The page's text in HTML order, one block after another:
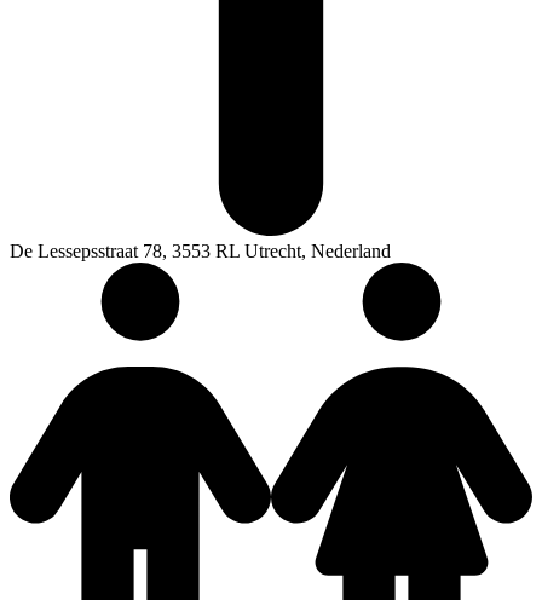
De Lessepsstraat 78, 3553 RL Utrecht, Nederland